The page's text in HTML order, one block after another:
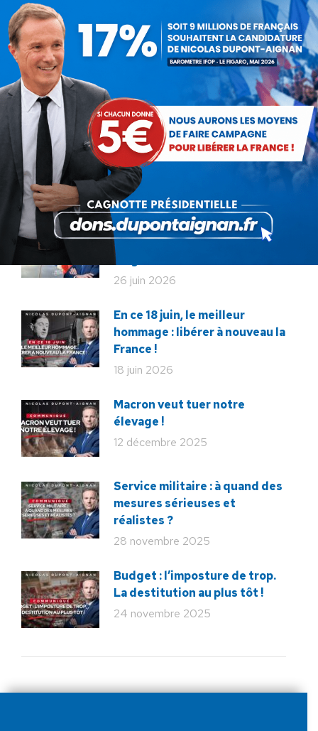
ARTICLES LIÉS
Communiqué : La protection
de nos enfants se joue sur le
terrain !
22 juillet 2026
Communiqué : Corse,
l’engrenage d’une France
fragmentée
26 juin 2026
En ce 18 juin, le meilleur
hommage : libérer à nouveau la
France !
18 juin 2026
Macron veut tuer notre
élevage !
12 décembre 2025
Service militaire : à quand des
mesures sérieuses et
réalistes ?
28 novembre 2025
Budget : l’imposture de trop.
La destitution au plus tôt !
24 novembre 2025